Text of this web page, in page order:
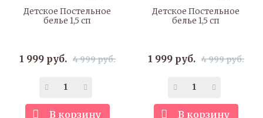
Детское Постельное
белье 1,5 сп
1 999 руб. 4 999 руб.
В корзину
Детское Постельное
белье 1,5 сп
1 999 руб. 4 999 руб.
В корзину